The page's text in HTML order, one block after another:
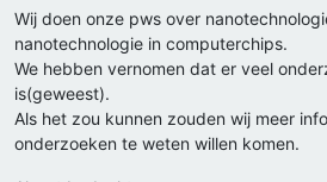
Wij doen onze pws over
nanotechnologie in computerchips.
We hebben vernomen dat er veel
is(geweest).
Als het zou kunnen zouden wij meer
onderzoeken te weten willen komen.